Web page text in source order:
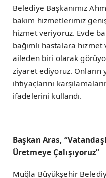
Belediye Başkanımız
bakım hizmetlerimiz
hizmet veriyoruz. Evde
bağımlı hastalara
aileden biri olarak
ziyaret ediyoruz. Onların
ihtiyaçlarını
ifadelerini kullandı.
Başkan Aras,
Üretmeye Çalışıyoruz”
Muğla Büyükşehir